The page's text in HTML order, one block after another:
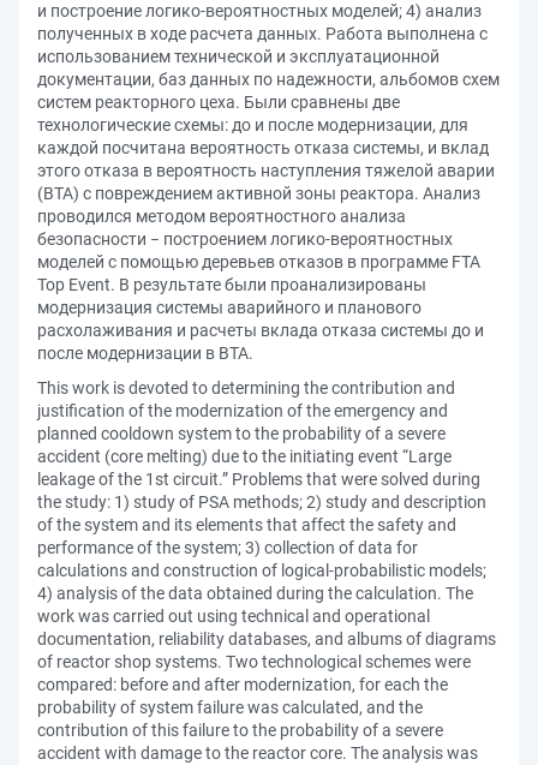
и построение логико-вероятностных моделей; 4) анализ
полученных в ходе расчета данных. Работа выполнена с
использованием технической и эксплуатационной
документации, баз данных по надежности, альбомов схем
систем реакторного цеха. Были сравнены две
технологические схемы: до и после модернизации, для
каждой посчитана вероятность отказа системы, и вклад
этого отказа в вероятность наступления тяжелой аварии
(ВТА) с повреждением активной зоны реактора. Анализ
проводился методом вероятностного анализа
безопасности − построением логико-вероятностных
моделей с помощью деревьев отказов в программе FTA
Top Event. В результате были проанализированы
модернизация системы аварийного и планового
расхолаживания и расчеты вклада отказа системы до и
после модернизации в ВТА.
This work is devoted to determining the contribution and
justification of the modernization of the emergency and
planned cooldown system to the probability of a severe
accident (core melting) due to the initiating event “Large
leakage of the 1st circuit.” Problems that were solved during
the study: 1) study of PSA methods; 2) study and description
of the system and its elements that affect the safety and
performance of the system; 3) collection of data for
calculations and construction of logical-probabilistic models;
4) analysis of the data obtained during the calculation. The
work was carried out using technical and operational
documentation, reliability databases, and albums of diagrams
of reactor shop systems. Two technological schemes were
compared: before and after modernization, for each the
probability of system failure was calculated, and the
contribution of this failure to the probability of a severe
accident with damage to the reactor core. The analysis was